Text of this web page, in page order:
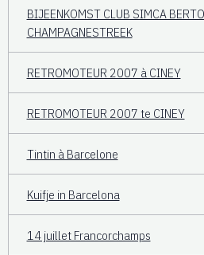
BIJEENKOMST CLUB SIMCA
CHAMPAGNESTREEK
RETROMOTEUR 2007 à CINEY
RETROMOTEUR 2007 te CINEY
Tintin à Barcelone
Kuifje in Barcelona
14 juillet Francorchamps